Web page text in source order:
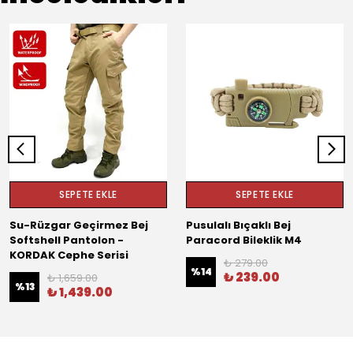
SEPETE EKLE
Su-Rüzgar Geçirmez Bej
Softshell Pantolon -
KORDAK Cephe Serisi
%13
₺ 1,659.00
₺ 1,439.00
SEPETE EKLE
Pusulalı Bıçaklı Bej
Paracord Bileklik M4
%14
₺ 279.00
₺ 239.00